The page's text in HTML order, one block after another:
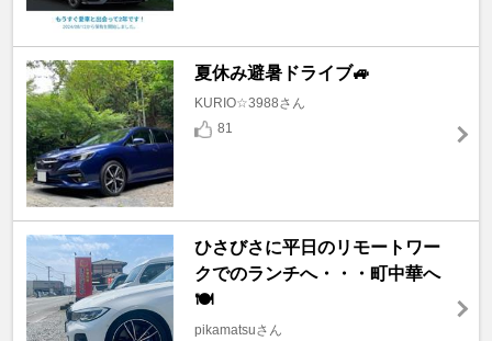
夏休み避暑ドライブ🚙
KURIO☆3988さん
81
ひさびさに平日のリモートワー
クでのランチへ・・・町中華へ
🍽️
pikamatsuさん